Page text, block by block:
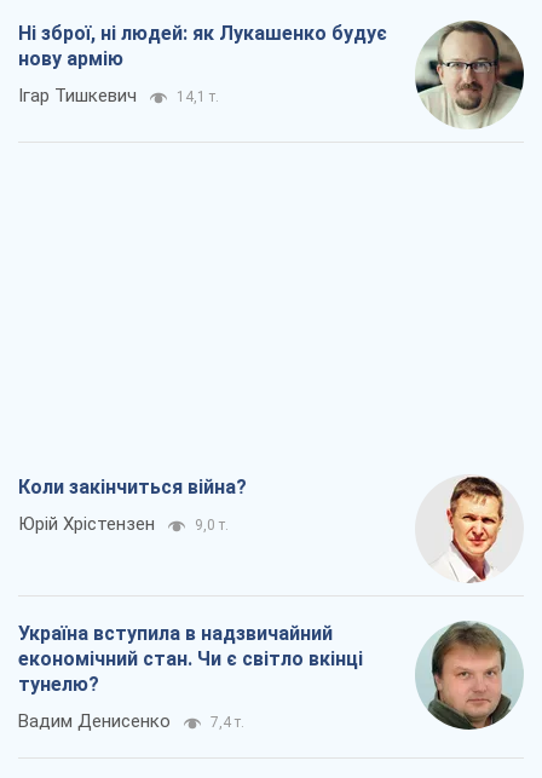
Ні зброї, ні людей: як Лукашенко будує
нову армію
Ігар Тишкевич 14,1 т.
Коли закінчиться війна?
Юрій Хрістензен 9,0 т.
Україна вступила в надзвичайний
економічний стан. Чи є світло вкінці
тунелю?
Вадим Денисенко 7,4 т.